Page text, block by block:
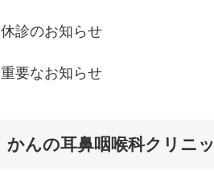
休診のお知らせ
重要なお知らせ
かんの耳鼻咽喉科クリニ